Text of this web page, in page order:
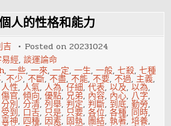
人的性格和能力
吉 Posted on20231024
經,談運論命
,一些,一來,一定,一生,一般,七殺,七種
,不少,不斷,不盡,不能,不要,不過,主義,
人性,人氣,人為,仔細,代表,以及,以為,
傷官,傾向,優點, 兄弟, 內容, 內心, 八字,
分別,分清,列舉,判定,判斷, 到底,勤勞,
受到, 口舌, 只是, 只要,各位,各種, 同時,
喜神, 四種, 因素, 固執, 團結,執著,培養,